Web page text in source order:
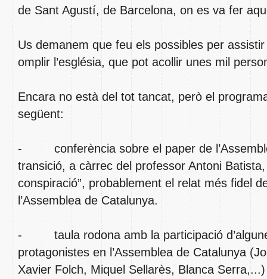
de Sant Agustí, de Barcelona, on es va fer
Us demanem que feu els possibles per
omplir l’església, que pot acollir unes mil
Encara no està del tot tancat, però el
següent:
- conferència sobre el paper de
transició, a càrrec del professor Antoni
conspiració”, probablement el relat més fidel
l’Assemblea de Catalunya.
- taula rodona amb la participació
protagonistes en l’Assemblea de Catalunya
Xavier Folch, Miquel Sellarès, Blanca Serra,...)